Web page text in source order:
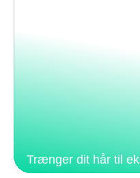
Trænger dit hår til